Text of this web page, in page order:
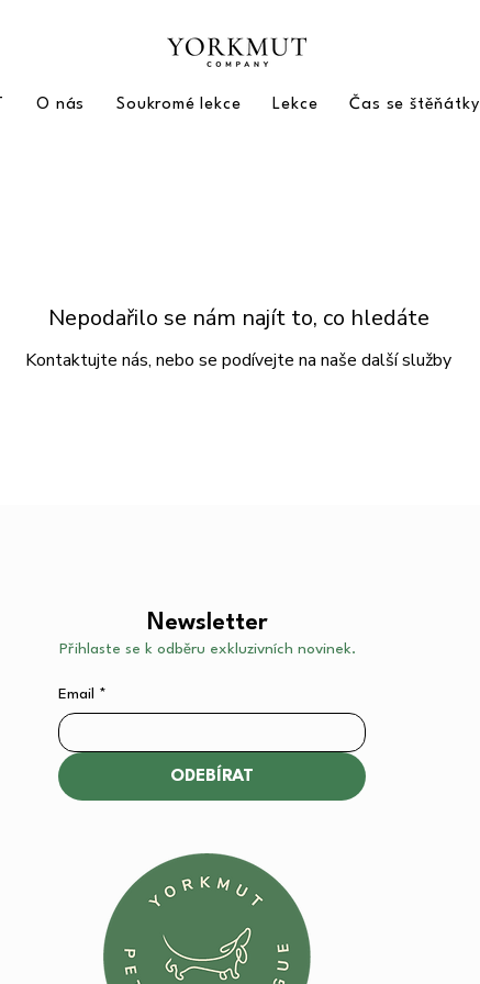
O nás Soukromé lekce Lekce Čas se štěňátky
Nepodařilo se nám najít to, co hledáte
Kontaktujte nás, nebo se podívejte na naše další služby
Email *
ODEBÍRAT
Newsletter
Přihlaste se k odběru exkluzivních novinek.